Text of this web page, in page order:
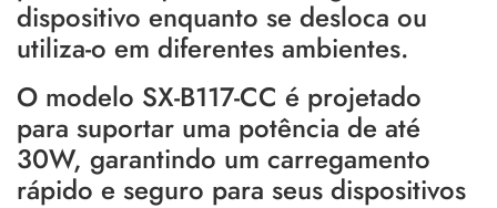
dispositivo enquanto se desloca ou
utiliza-o em diferentes ambientes.
O modelo SX-B117-CC é projetado
para suportar uma potência de até
30W, garantindo um carregamento
rápido e seguro para seus dispositivos